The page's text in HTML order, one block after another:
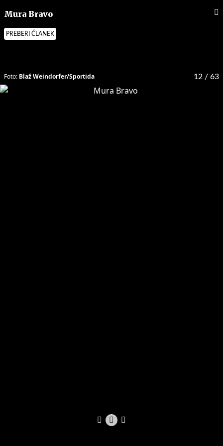
Mura Bravo
PREBERI ČLANEK
12 / 63
Foto: Blaž Weindorfer/Sportida